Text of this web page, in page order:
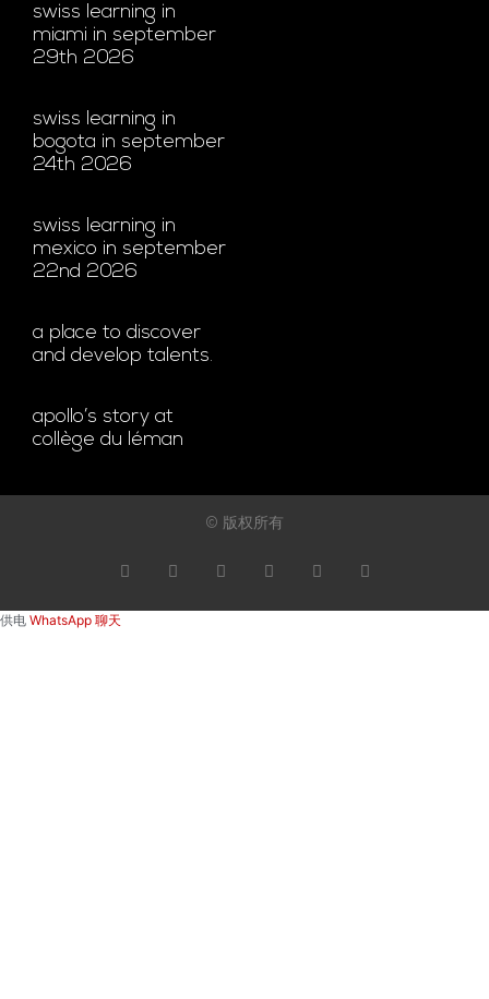
swiss learning in
miami in september
29th 2026
swiss learning in
bogota in september
24th 2026
swiss learning in
mexico in september
22nd 2026
a place to discover
and develop talents.
apollo’s story at
collège du léman
© 版权所有
供电 WhatsApp 聊天